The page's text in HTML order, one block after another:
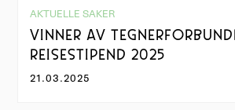
AKTUELLE SAKER
VINNER AV
REISESTIPEND 2025
21.03.2025